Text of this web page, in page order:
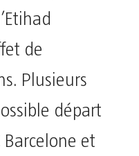
de
Plusieurs
départ
Barcelone et